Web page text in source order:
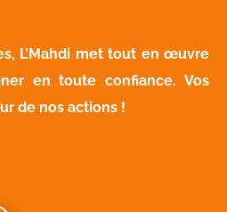
L’Mahdi met tout en œuvre
en toute confiance. Vos
de nos actions !